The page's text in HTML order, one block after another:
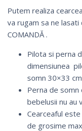
Putem realiza
va rugam sa ne
COMANDĂ .
Pilota si perna
dimensiunea
somn 30×33
Perna de
bebelusii nu au
Cearceaful
de grosime